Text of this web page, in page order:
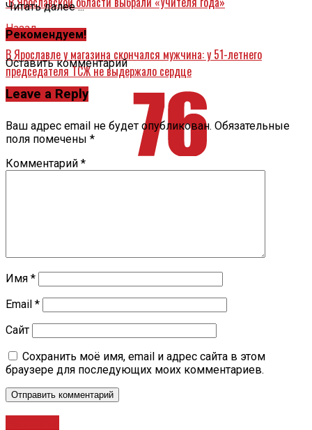
Назад
В Ярославле у магазина скончался мужчина: у 51-летнего
председателя ТСЖ не выдержало сердце
Читать далее ...
Рекомендуем!
Оставить комментарий
Leave a Reply
Ваш адрес email не будет опубликован. Обязательные
поля помечены *
Комментарий *
Имя *
Email *
Сайт
Сохранить моё имя, email и адрес сайта в этом
браузере для последующих моих комментариев.